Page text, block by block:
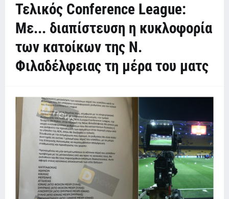
Τελικός Conference League:
Με... διαπίστευση η κυκλοφορία
των κατοίκων της Ν.
Φιλαδέλφειας τη μέρα του ματς